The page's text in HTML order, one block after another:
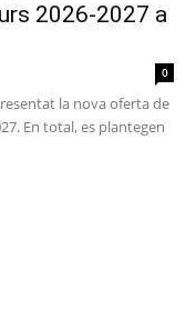
2026-2027 a
0
la nova oferta de
En total, es plantegen